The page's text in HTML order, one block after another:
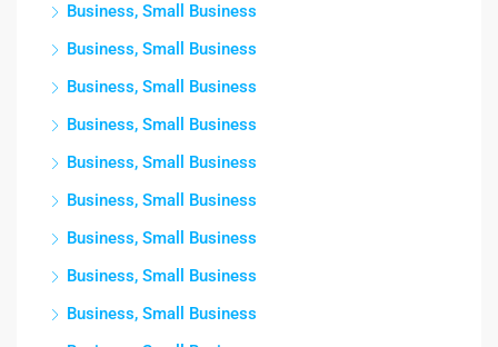
Business, Small Business
Business, Small Business
Business, Small Business
Business, Small Business
Business, Small Business
Business, Small Business
Business, Small Business
Business, Small Business
Business, Small Business